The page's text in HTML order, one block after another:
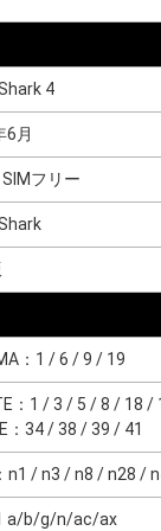
4
6月
フリー
：1 / 6 / 9 / 19
：1 / 3 / 5 / 8 / 18 /
：34 / 38 / 39 / 41
n1 / n3 / n8 / n28 /
a/b/g/n/ac/ax